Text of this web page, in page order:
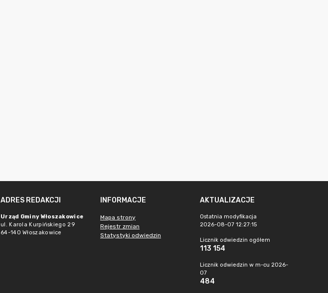
ADRES REDAKCJI
Urząd Gminy Włoszakowice
ul. Karola Kurpińskiego 29
64-140 Włoszakowice
INFORMACJE
Mapa strony
Rejestr zmian
Statystyki odwiedzin
AKTUALIZACJE
Ostatnia modyfikacja
2026-08-07 12:27:15
Licznik odwiedzin ogółem
113 154
Licznik odwiedzin w m-cu 2026-
07
484